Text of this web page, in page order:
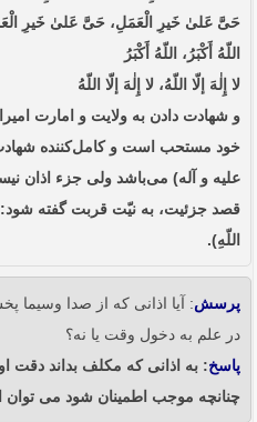
حَیَّ عَلیٰ خَیرِ الْعَمَلِ، حَیَّ عَلیٰ خَیرِ
اللّهُ‏ أَکْبَرُ، اللّهُ‏ أَکْبَرُ
لا إِلٰهَ إلّا اللّهُ، لا إِلٰهَ إلّا اللّهُ
و شهادت دادن به ولایت و امارت
خود مستحب است و کامل‌کننده
علیه و آله) می‌باشد ولی جزء اذان
قصد جزئیت، به نیّت قربت گفته شود:
اللّهِ).
پرسش: آیا اذانی که از صدا
در علم به دخول وقت یا نه؟
پاسخ: به اذانی که مکلف بداند دقت
چنانچه موجب اطمینان شود می توان